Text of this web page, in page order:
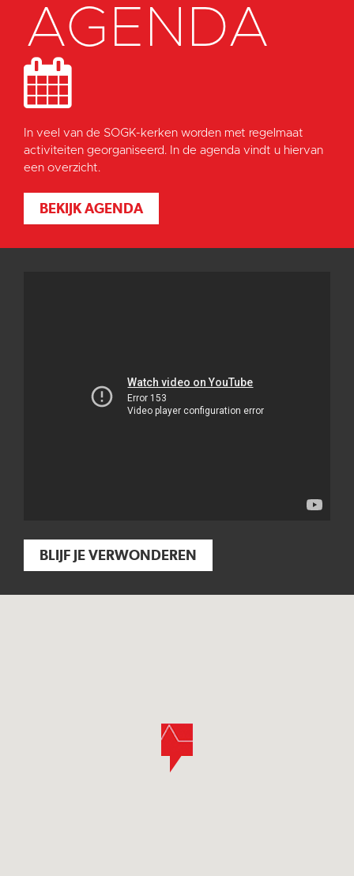
AGENDA
In veel van de SOGK-kerken worden met regelmaat
activiteiten georganiseerd. In de agenda vindt u hiervan
een overzicht.
BEKIJK AGENDA
BLIJF JE VERWONDEREN